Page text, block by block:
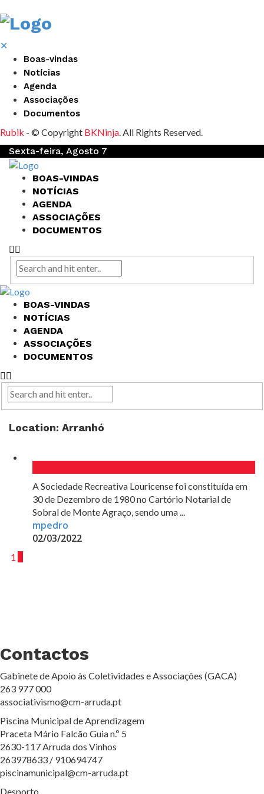
✕
Boas-vindas
Notícias
Agenda
Associações
Documentos
Rubik - © Copyright BKNinja. All Rights Reserved.
Sexta-feira, Agosto 7
BOAS-VINDAS
NOTÍCIAS
AGENDA
ASSOCIAÇÕES
DOCUMENTOS
BOAS-VINDAS
NOTÍCIAS
AGENDA
ASSOCIAÇÕES
DOCUMENTOS
Location: Arranhó
A Sociedade Recreativa Louricense foi constituída em
30 de Dezembro de 1980 no Cartório Notarial de
Sobral de Monte Agraço, sendo uma ...
mpedro
02/03/2022
1
Contactos
Gabinete de Apoio às Coletividades e Associações (GACA)
263 977 000
associativismo@cm-arruda.pt
Piscina Municipal de Aprendizagem
Praceta Mário Falcão Guia n.º 5
2630-117 Arruda dos Vinhos
263978633 / 910694747
piscinamunicipal@cm-arruda.pt
Desporto